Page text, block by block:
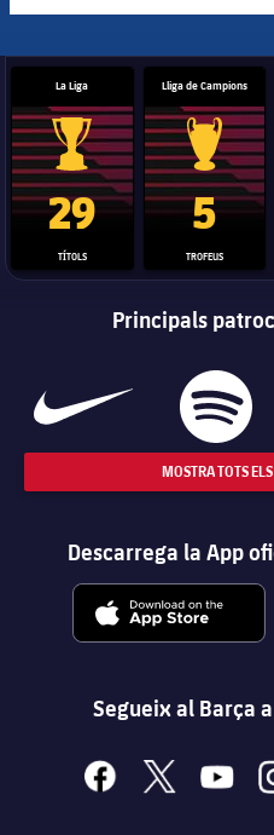
La Liga
Trofeu de la Liga
29
TÍTOLS
Lliga de Campions
Trofeu
5
TROFEUS
Principals
MOSTRA TOTS
Descarrega la App
Segueix al Barça
facebook
x youtube